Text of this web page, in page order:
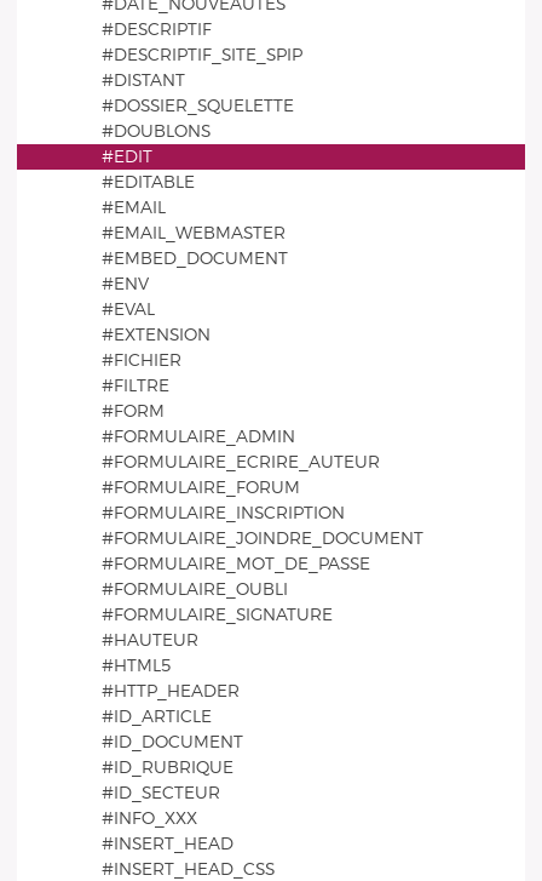
#DATE_NOUVEAUTES
#DESCRIPTIF
#DESCRIPTIF_SITE_SPIP
#DISTANT
#DOSSIER_SQUELETTE
#DOUBLONS
#EDIT
#EDITABLE
#EMAIL
#EMAIL_WEBMASTER
#EMBED_DOCUMENT
#ENV
#EVAL
#EXTENSION
#FICHIER
#FILTRE
#FORM
#FORMULAIRE_ADMIN
#FORMULAIRE_ECRIRE_AUTEUR
#FORMULAIRE_FORUM
#FORMULAIRE_INSCRIPTION
#FORMULAIRE_JOINDRE_DOCUMENT
#FORMULAIRE_MOT_DE_PASSE
#FORMULAIRE_OUBLI
#FORMULAIRE_SIGNATURE
#HAUTEUR
#HTML5
#HTTP_HEADER
#ID_ARTICLE
#ID_DOCUMENT
#ID_RUBRIQUE
#ID_SECTEUR
#INFO_XXX
#INSERT_HEAD
#INSERT_HEAD_CSS